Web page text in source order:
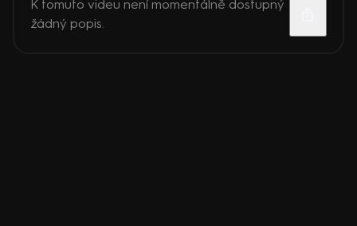
K tomuto videu není momentálně dostupný
žádný popis.